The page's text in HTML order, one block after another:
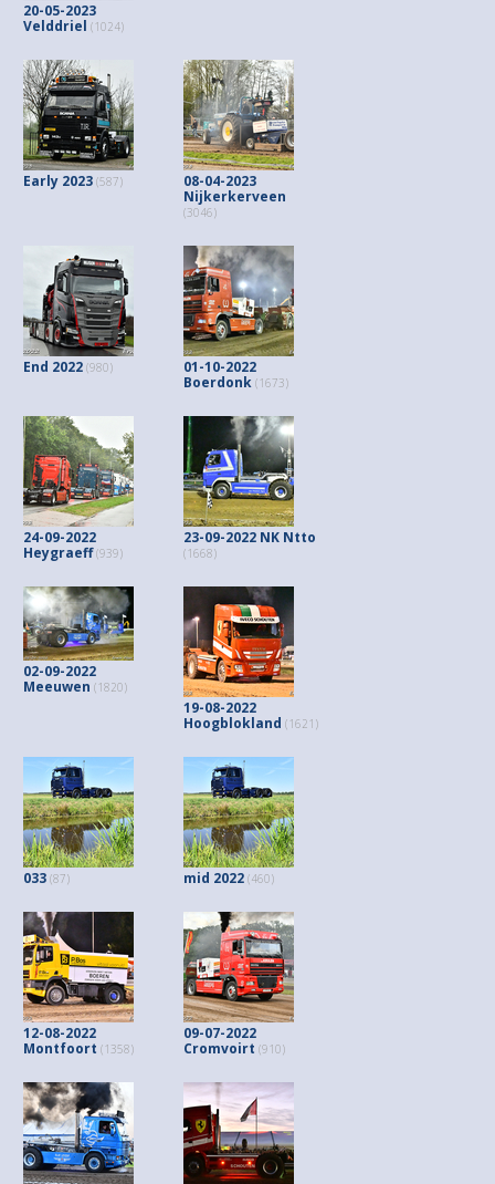
20-05-2023
Velddriel (1024)
Early 2023 (587)
08-04-2023
Nijkerkerveen
(3046)
End 2022 (980)
01-10-2022
Boerdonk (1673)
24-09-2022
Heygraeff(939)
23-09-2022 NK Ntto
(1668)
02-09-2022
Meeuwen (1820)
19-08-2022
Hoogblokland (1621)
033 (87) mid 2022 (460)
12-08-2022
Montfoort (1358)
09-07-2022
Cromvoirt (910)